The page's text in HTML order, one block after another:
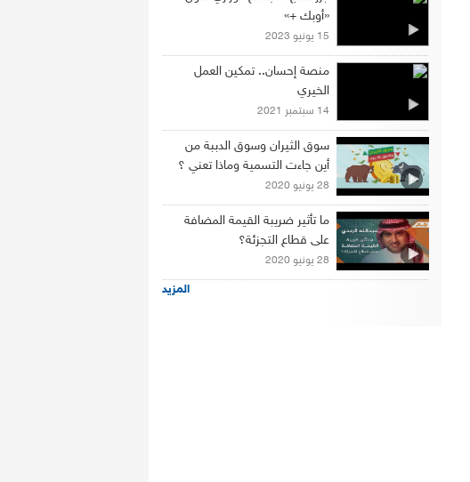
«أوبك +»
15 يونيو 2023
منصة إحسان.. تمكين العمل
الخيري
14 سبتمبر 2021
سوق الثيران وسوق الدببة من
أين جاءت التسمية وماذا تعني ؟
28 يونيو 2020
ما تأثير ضريبة القيمة المضافة
على قطاع التجزئة؟
28 يونيو 2020
المزيد